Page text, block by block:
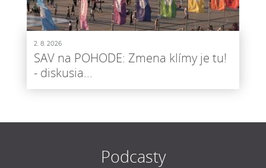
2. 8. 2026
SAV na POHODE: Zmena klímy je tu!
- diskusia...
Podcasty